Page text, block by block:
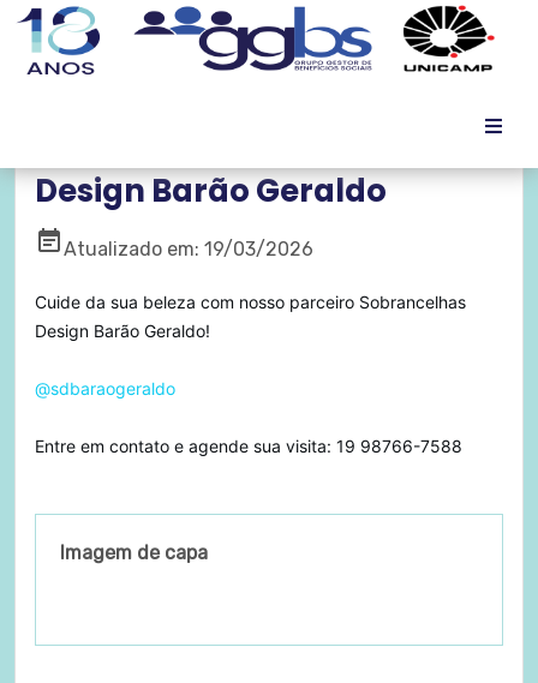
Design Barão Geraldo
event_noteAtualizado em: 19/03/2026
Cuide da sua beleza com nosso parceiro Sobrancelhas
Design Barão Geraldo!
@sdbaraogeraldo
Entre em contato e agende sua visita: 19 98766-7588
Imagem de capa